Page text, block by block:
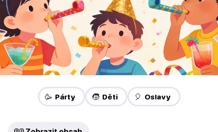
🥳 Párty 🧒 Děti 🎈 Oslavy